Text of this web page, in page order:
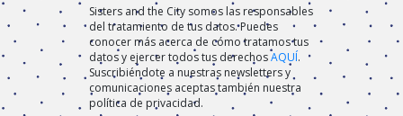
Sisters and the City somos las responsables
del tratamiento de tus datos. Puedes
conocer más acerca de cómo tratamos tus
datos y ejercer todos tus derechosAQUÍ.
Suscribiéndote a nuestras newsletters y
comunicaciones aceptas también nuestra
política de privacidad.